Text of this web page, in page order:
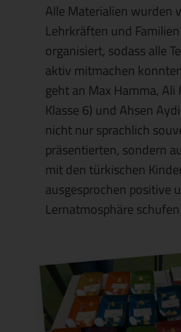
Alle Materialien wurden
Lehrkräften und
organisiert, sodass alle
aktiv mitmachen
geht an Max Hamma, Ali
Klasse 6) und Ahsen
nicht nur sprachlich
präsentierten, sondern
mit den türkischen
ausgesprochen positive
Lernatmosphäre schufen.